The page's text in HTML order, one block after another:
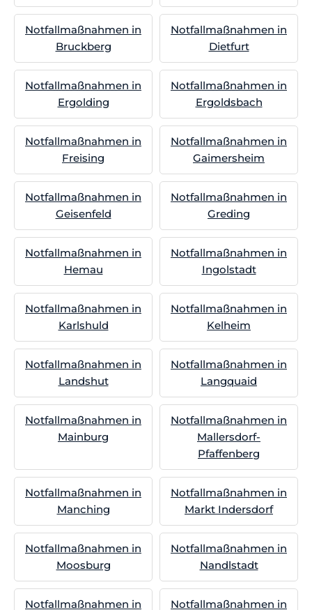
Notfallmaßnahmen in
Bruckberg
Notfallmaßnahmen in
Dietfurt
Notfallmaßnahmen in
Ergolding
Notfallmaßnahmen in
Ergoldsbach
Notfallmaßnahmen in
Freising
Notfallmaßnahmen in
Gaimersheim
Notfallmaßnahmen in
Geisenfeld
Notfallmaßnahmen in
Greding
Notfallmaßnahmen in
Hemau
Notfallmaßnahmen in
Ingolstadt
Notfallmaßnahmen in
Karlshuld
Notfallmaßnahmen in
Kelheim
Notfallmaßnahmen in
Landshut
Notfallmaßnahmen in
Langquaid
Notfallmaßnahmen in
Mainburg
Notfallmaßnahmen in
Mallersdorf-
Pfaffenberg
Notfallmaßnahmen in
Manching
Notfallmaßnahmen in
Markt Indersdorf
Notfallmaßnahmen in
Moosburg
Notfallmaßnahmen in
Nandlstadt
Notfallmaßnahmen in
Notfallmaßnahmen in